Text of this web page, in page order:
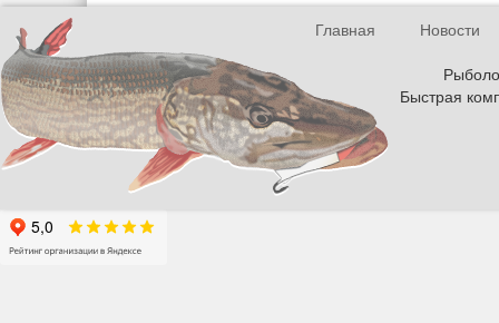
Главная
Новости
Быстрая